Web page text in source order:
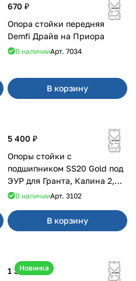
670 ₽
Опора стойки передняя
Demfi Драйв на Приора
В наличииАрт. 7034
В корзину
5 400 ₽
Опоры стойки с
подшипником SS20 Gold под
ЭУР для Гранта, Калина 2,
Datsun
В наличииАрт. 3102
В корзину
Новинка
1 350 ₽